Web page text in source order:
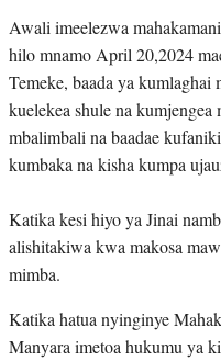
Awali imeelezwa
hilo mnamo April 20,2024
Temeke, baada ya
kuelekea shule na
mbalimbali na baadae
kumbaka na kisha kumpa
Katika kesi hiyo ya Jinai
alishitakiwa kwa makosa
mimba.
Katika hatua nyinginye
Manyara imetoa hukumu ya